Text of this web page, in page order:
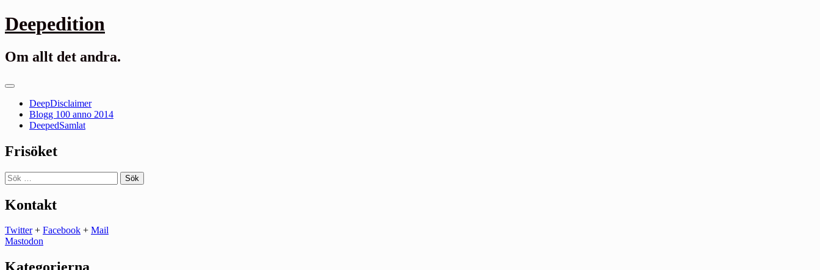
Gå
till
Deepedition
Om allt det andra.
Primär
DeepDisclaimer
Blogg 100 anno 2014
DeepedSamlat
Frisöket
Sök
efter:
Kontakt
Twitter+ Facebook + Mail
Mastodon